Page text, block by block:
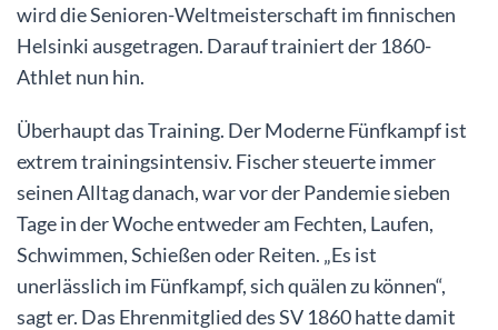
wird die Senioren-Weltmeisterschaft im finnischen
Helsinki ausgetragen. Darauf trainiert der 1860-
Athlet nun hin.
Überhaupt das Training. Der Moderne Fünfkampf ist
extrem trainingsintensiv. Fischer steuerte immer
seinen Alltag danach, war vor der Pandemie sieben
Tage in der Woche entweder am Fechten, Laufen,
Schwimmen, Schießen oder Reiten. „Es ist
unerlässlich im Fünfkampf, sich quälen zu können“,
sagt er. Das Ehrenmitglied des SV 1860 hatte damit